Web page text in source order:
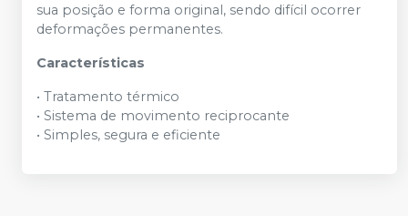
sua posição e forma original, sendo difícil ocorrer
deformações permanentes.
Características
• Tratamento térmico
• Sistema de movimento reciprocante
• Simples, segura e eficiente